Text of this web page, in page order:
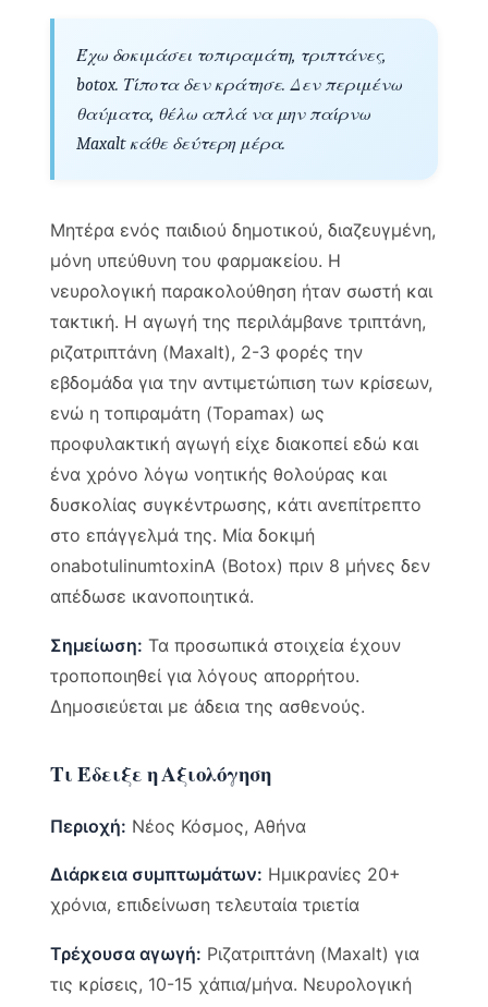
Έχω δοκιμάσει τοπιραμάτη, τριπτάνες,
botox. Τίποτα δεν κράτησε. Δεν περιμένω
θαύματα, θέλω απλά να μην παίρνω
Maxalt κάθε δεύτερη μέρα.
Μητέρα ενός παιδιού δημοτικού, διαζευγμένη,
μόνη υπεύθυνη του φαρμακείου. Η
νευρολογική παρακολούθηση ήταν σωστή και
τακτική. Η αγωγή της περιλάμβανε τριπτάνη,
ριζατριπτάνη (Maxalt), 2-3 φορές την
εβδομάδα για την αντιμετώπιση των κρίσεων,
ενώ η τοπιραμάτη (Topamax) ως
προφυλακτική αγωγή είχε διακοπεί εδώ και
ένα χρόνο λόγω νοητικής θολούρας και
δυσκολίας συγκέντρωσης, κάτι ανεπίτρεπτο
στο επάγγελμά της. Μία δοκιμή
onabotulinumtoxinA (Botox) πριν 8 μήνες δεν
απέδωσε ικανοποιητικά.
Σημείωση: Τα προσωπικά στοιχεία έχουν
τροποποιηθεί για λόγους απορρήτου.
Δημοσιεύεται με άδεια της ασθενούς.
Τι Έδειξε η Αξιολόγηση
Περιοχή: Νέος Κόσμος, Αθήνα
Διάρκεια συμπτωμάτων: Ημικρανίες 20+
χρόνια, επιδείνωση τελευταία τριετία
Τρέχουσα αγωγή: Ριζατριπτάνη (Maxalt) για
τις κρίσεις, 10-15 χάπια/μήνα. Νευρολογική